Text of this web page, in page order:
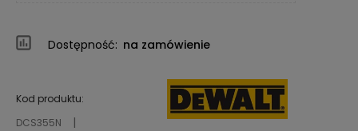
Dostępność: na zamówienie
Kod produktu:
DCS355N